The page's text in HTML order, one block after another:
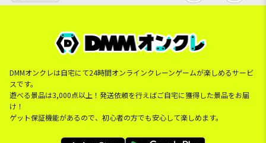
DMMオンクレは自宅にて24時間オンラインクレーンゲームが楽しめるサービ
スです。
遊べる景品は3,000点以上！発送依頼を行えばご自宅に獲得した景品をお届
け！
ゲット保証機能があるので、初心者の方でも安心して楽しめます。